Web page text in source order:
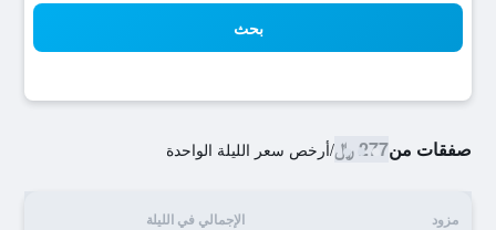
بحث
صفقات من277 ﷼ /أرخص سعر الليلة الواحدة
مزود الإجمالي في الليلة